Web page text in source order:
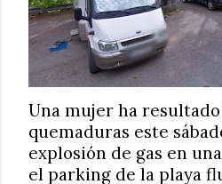
Una mujer ha
quemaduras este
explosión de gas en
el parking de la playa